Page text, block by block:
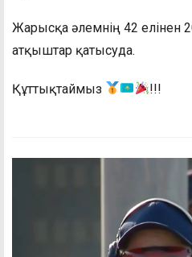
Жарысқа әлемнің 42 елінен
атқыштар қатысуда.
Құттықтаймыз !!!